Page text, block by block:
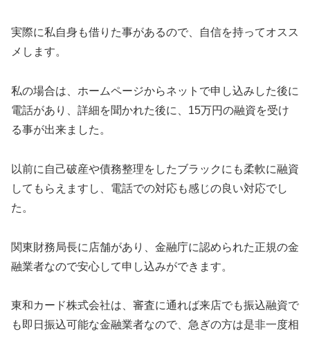
実際に私自身も借りた事があるので、自信を持ってオスス
メします。
私の場合は、ホームページからネットで申し込みした後に
電話があり、詳細を聞かれた後に、15万円の融資を受け
る事が出来ました。
以前に自己破産や債務整理をしたブラックにも柔軟に融資
してもらえますし、電話での対応も感じの良い対応でし
た。
関東財務局長に店舗があり、金融庁に認められた正規の金
融業者なので安心して申し込みができます。
東和カード株式会社は、審査に通れば来店でも振込融資で
も即日振込可能な金融業者なので、急ぎの方は是非一度相